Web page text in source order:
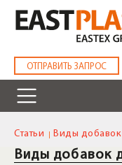
ОТПРАВИТЬ ЗАПРОС
Статьи Виды
Виды добавок